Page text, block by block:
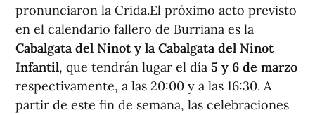
pronunciaron la Crida.El próximo acto previsto
en el calendario fallero de Burriana es la
Cabalgata del Ninot y la Cabalgata del Ninot
Infantil, que tendrán lugar el día 5 y 6 de marzo
respectivamente, a las 20:00 y a las 16:30. A
partir de este fin de semana, las celebraciones